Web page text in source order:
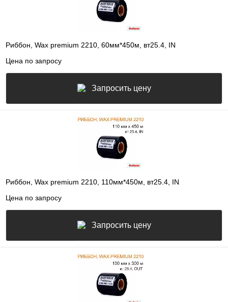
Риббон, Wax premium 2210, 60мм*450м, вт25.4, IN
Цена по запросу
Запросить цену
Риббон, Wax premium 2210, 110мм*450м, вт25.4, IN
Цена по запросу
Запросить цену